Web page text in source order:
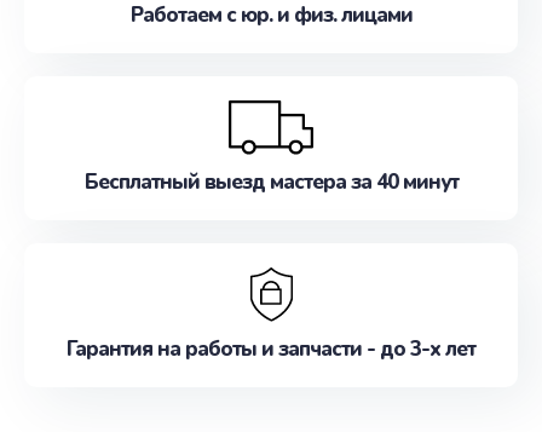
Работаем с юр. и физ. лицами
Бесплатный выезд мастера за 40 минут
Гарантия на работы и запчасти - до 3-х лет